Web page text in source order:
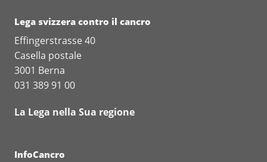
Lega svizzera contro il cancro
Effingerstrasse 40
Casella postale
3001 Berna
031 389 91 00
La Lega nella Sua regione
InfoCancro